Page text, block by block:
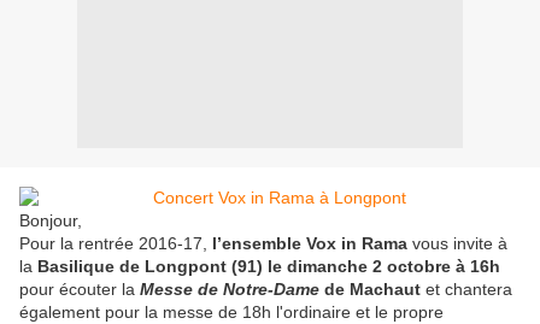
Bonjour,
Pour la rentrée 2016-17, l’ensemble Vox in Rama vous invite à
la Basilique de Longpont (91) le dimanche 2 octobre à 16h
pour écouter la Messe de Notre-Dame de Machaut et chantera
également pour la messe de 18h l'ordinaire et le propre